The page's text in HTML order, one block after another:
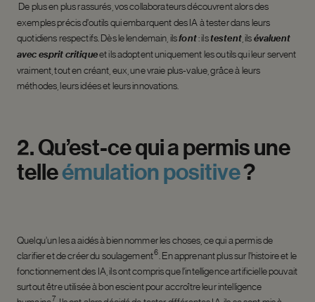
De plus en plus rassurés, vos collaborateurs découvrent alors des
exemples précis d’outils qui embarquent des IA à tester dans leurs
quotidiens respectifs. Dès le lendemain, ilsfont: ilstestent, ilsévaluent
avec esprit critiqueet ils adoptent uniquement les outils qui leur servent
vraiment, tout en créant, eux, une vraie plus-value, grâce à leurs
méthodes, leurs idées et leurs innovations.
2.Qu’est-cequiapermisune
telleémulation positive?
Quelqu’un les a aidés à bien nommer les choses, ce qui a permis de
clarifier et de créer du soulagement6 . En apprenant plus sur l’histoire et le
fonctionnement des IA, ils ont compris que l’intelligence artificielle pouvait
surtout être utilisée à bon escient pour accroître leur intelligence
7